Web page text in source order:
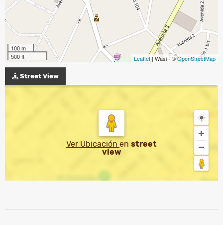
100 m
500 ft
Leaflet| Wasi - ©OpenStreetMap
Street View
Ver Ubicación en street
view